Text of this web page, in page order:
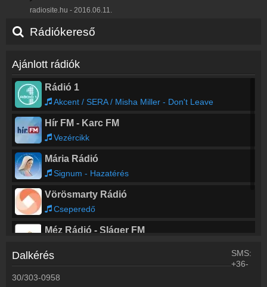
radiosite.hu - 2016.06.11.
Rádiókereső
Ajánlott rádiók
Rádió 1
Akcent / SERA / Misha Miller - Don't Leave
Hír FM - Karc FM
Vezércikk
Mária Rádió
Signum - Hazatérés
Vörösmarty Rádió
Cseperedő
Méz Rádió - Sláger FM
Balázsék
Akcent / SERA / Misha Miller - Don't Leave
Dalkérés
SMS:
+36-
30/303-0958